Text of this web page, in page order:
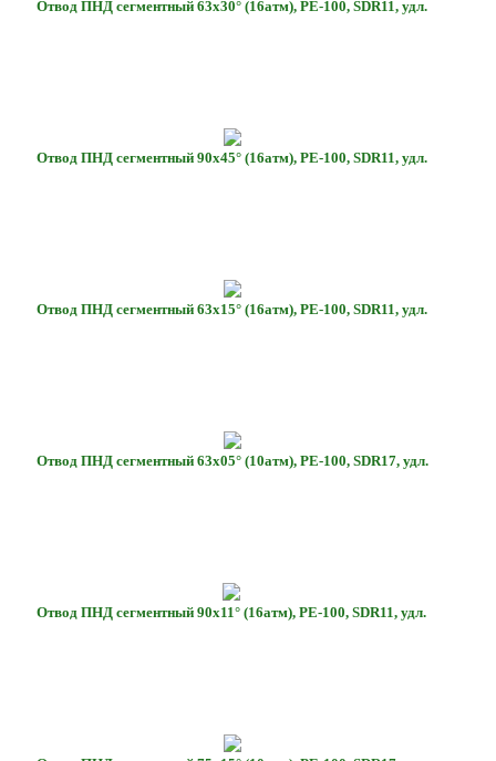
Отвод ПНД сегментный 63х30° (16атм), РЕ-100, SDR11, удл.
Отвод ПНД сегментный 90х45° (16атм), РЕ-100, SDR11, удл.
Отвод ПНД сегментный 63х15° (16атм), РЕ-100, SDR11, удл.
Отвод ПНД сегментный 63х05° (10атм), РЕ-100, SDR17, удл.
Отвод ПНД сегментный 90х11° (16атм), РЕ-100, SDR11, удл.